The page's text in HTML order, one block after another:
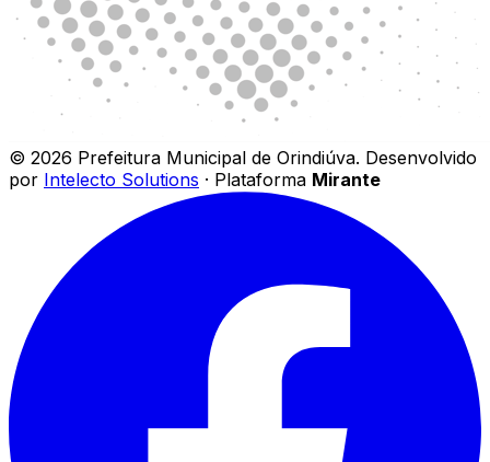
© 2026 Prefeitura Municipal de Orindiúva. Desenvolvido
por Intelecto Solutions · Plataforma Mirante